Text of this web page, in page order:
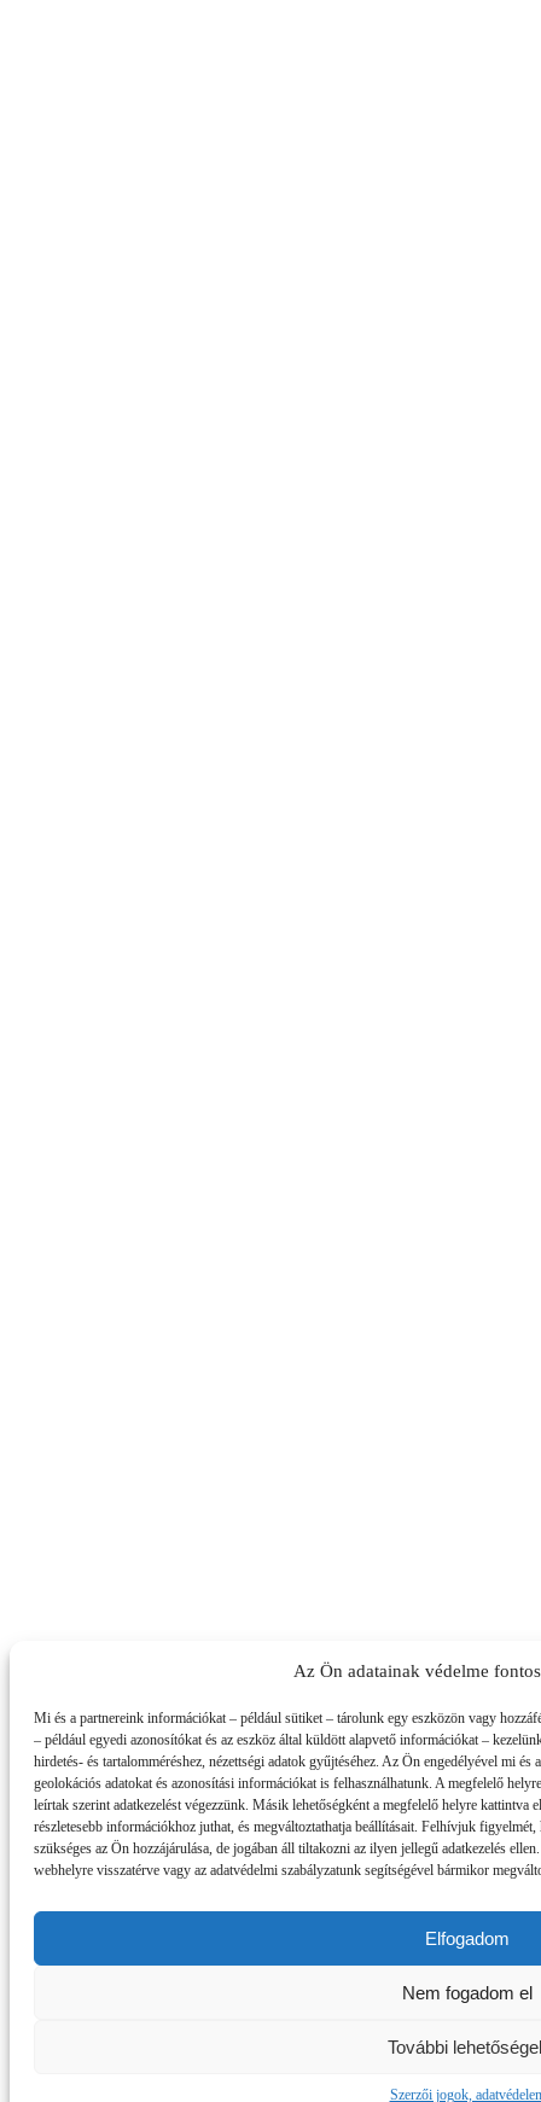
Az Ön adatainak védelme
Mi és a partnereink információkat – például sütiket – tárolunk egy eszközön vagy
– például egyedi azonosítókat és az eszköz által küldött alapvető információkat –
hirdetés- és tartalomméréshez, nézettségi adatok gyűjtéséhez. Az Ön engedélyével mi
geolokációs adatokat és azonosítási információkat is felhasználhatunk. A megfelelő
leírtak szerint adatkezelést végezzünk. Másik lehetőségként a megfelelő helyre kattintva
részletesebb információkhoz juthat, és megváltoztathatja beállításait. Felhívjuk
szükséges az Ön hozzájárulása, de jogában áll tiltakozni az ilyen jellegű adatkezelés
webhelyre visszatérve vagy az adatvédelmi szabályzatunk segítségével bármikor
Elfogadom
Nem fogadom el
További
Szerzői jogok,